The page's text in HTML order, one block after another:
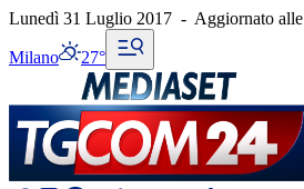
Lunedì 31 Luglio 2017 - Aggiornato alle
Milano 27°